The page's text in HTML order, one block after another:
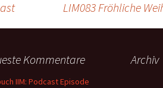
LIM083 Fröhliche
Kommentare
IIM: Podcast Episode
Archiv